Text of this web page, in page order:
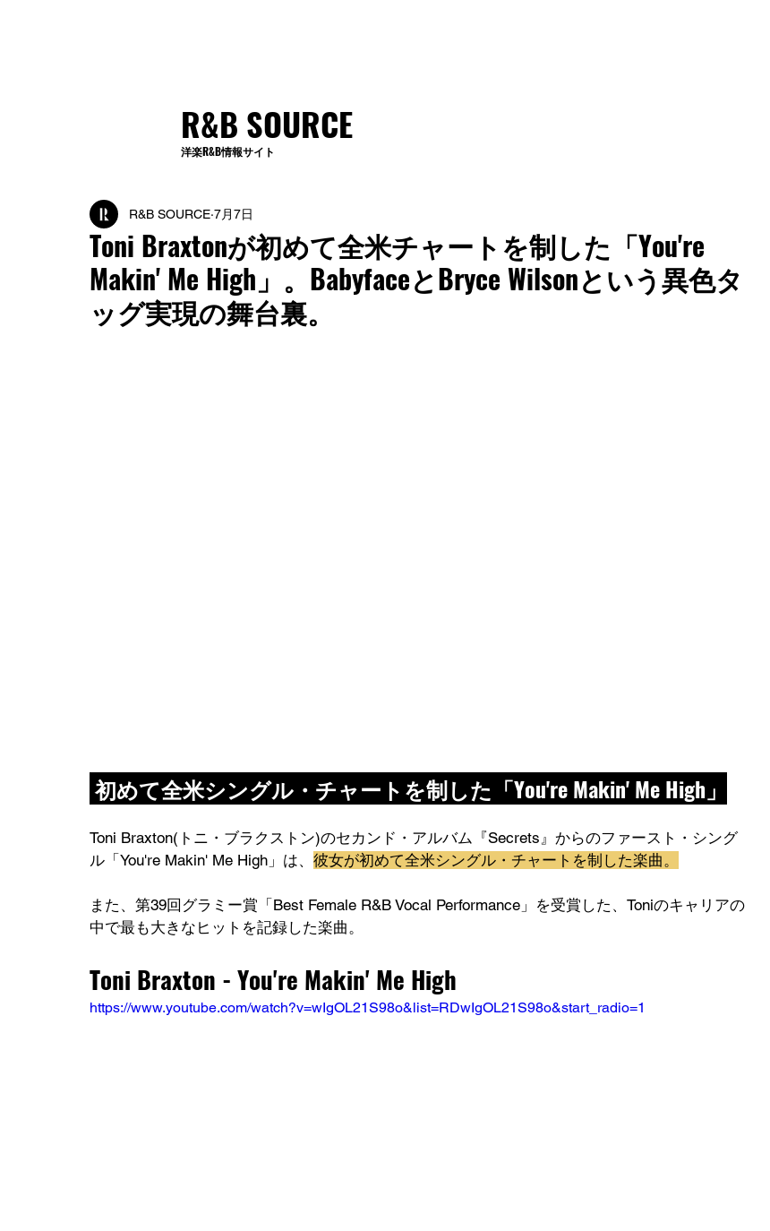
R&B SOURCE
洋楽R&B情報サイト
Toni Braxtonが初めて全米チャートを制した「You're
Makin' Me High」。BabyfaceとBryce Wilsonという異色タ
ッグ実現の舞台裏。
R&B SOURCE 7月7日
初めて全米シングル・チャートを制した「You're Makin' Me High」
Toni Braxton(トニ・ブラクストン)のセカンド・アルバム『Secrets』からのファースト・シング
ル「You're Makin' Me High」は、 彼女が初めて全米シングル・チャートを制した楽曲。
また、第39回グラミー賞「Best Female R&B Vocal Performance」を受賞した、Toniのキャリアの
中で最も大きなヒットを記録した楽曲。
Toni Braxton - You're Makin' Me High
https://www.youtube.com/watch?v=wIgOL21S98o&list=RDwIgOL21S98o&start_radio=1